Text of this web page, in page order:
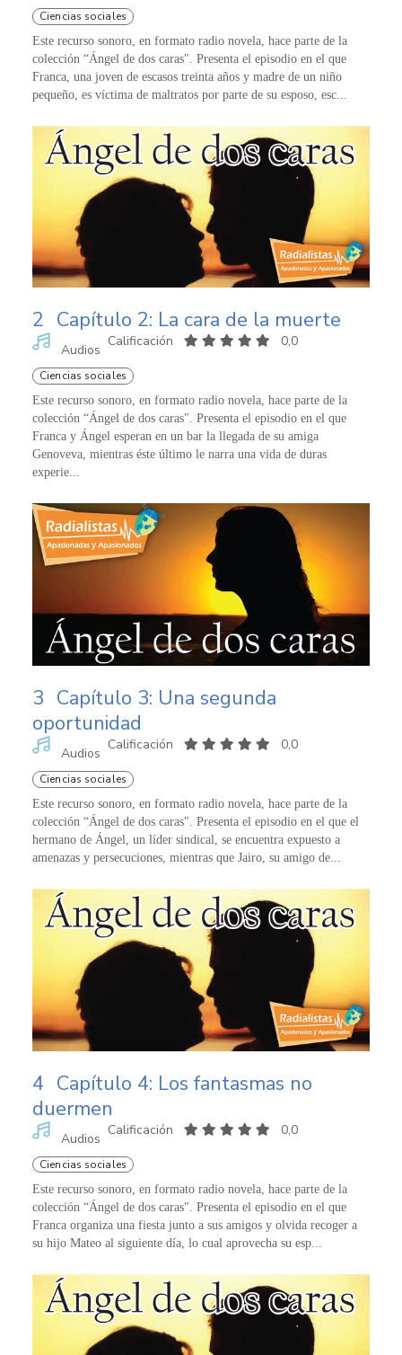
Ciencias sociales
Este recurso sonoro, en formato radio novela, hace parte de la
colección “Ángel de dos caras". Presenta el episodio en el que
Franca, una joven de escasos treinta años y madre de un niño
pequeño, es víctima de maltratos por parte de su esposo, esc...
2 Capítulo 2: La cara de la muerte
Audios
Calificación 0,0
Ciencias sociales
Este recurso sonoro, en formato radio novela, hace parte de la
colección “Ángel de dos caras". Presenta el episodio en el que
Franca y Ángel esperan en un bar la llegada de su amiga
Genoveva, mientras éste último le narra una vida de duras
experie...
3 Capítulo 3: Una segunda
oportunidad
Audios
Calificación 0,0
Ciencias sociales
Este recurso sonoro, en formato radio novela, hace parte de la
colección “Ángel de dos caras". Presenta el episodio en el que el
hermano de Ángel, un líder sindical, se encuentra expuesto a
amenazas y persecuciones, mientras que Jairo, su amigo de...
4 Capítulo 4: Los fantasmas no
duermen
Audios
Calificación 0,0
Ciencias sociales
Este recurso sonoro, en formato radio novela, hace parte de la
colección “Ángel de dos caras". Presenta el episodio en el que
Franca organiza una fiesta junto a sus amigos y olvida recoger a
su hijo Mateo al siguiente día, lo cual aprovecha su esp...